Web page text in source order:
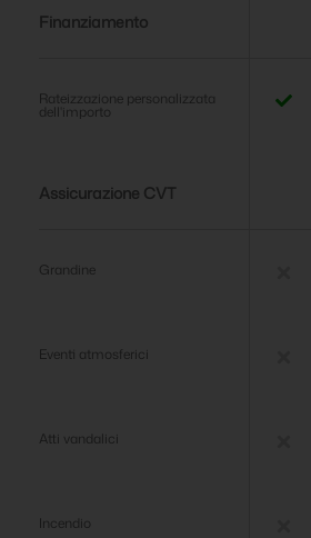
Finanziamento
Rateizzazione personalizzata
dell'importo
Assicurazione CVT
Grandine
Eventi atmosferici
Atti vandalici
Incendio